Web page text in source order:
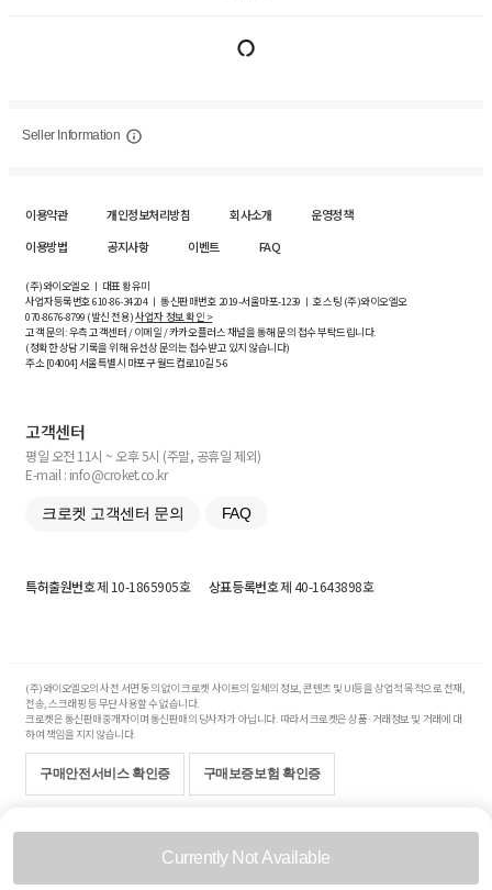
Currently Not Available
Seller Information
이용약관 개인정보처리방침 회사소개
운영정책
이용방법
공지사항 이벤트 FAQ
(주)와이오엘오 ㅣ 대표 황유미
사업자등록번호610-86-34204ㅣ 통신판매번호 2019-서울마포-1239 ㅣ 호스팅 (주)와이오엘오
070-8676-8799 (발신 전용)사업자 정보 확인 >
고객 문의: 우측 고객센터 / 이메일 / 카카오플러스 채널을 통해 문의 접수 부탁드립니다.
(정확한 상담 기록을 위해 유선상 문의는 접수받고 있지 않습니다)
주소 [04004] 서울특별시 마포구 월드컵로10길5-6
고객센터
평일 오전 11시 ~ 오후 5시 (주말, 공휴일 제외)
E-mail : info@croket.co.kr
크로켓 고객센터 문의 FAQ
특허출원번호제 10-1865905호 상표등록번호제 40-1643898호
(주)와이오엘오의 사전 서면 동의 없이 크로켓 사이트의 일체의 정보, 콘텐츠 및 UI등을 상업적 목적으로 전재,
전송, 스크래핑 등 무단 사용할 수 없습니다.
크로켓은 통신판매중개자이며 통신판매의 당사자가 아닙니다. 따라서 크로켓은 상품·거래정보 및 거래에 대
하여 책임을 지지 않습니다.
구매안전서비스 확인증 구매보증보험 확인증